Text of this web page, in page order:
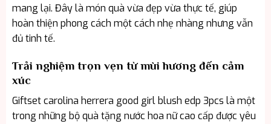
mang lại. Đây là món quà vừa đẹp vừa thực tế, giúp
hoàn thiện phong cách một cách nhẹ nhàng nhưng vẫn
đủ tinh tế.
Trải nghiệm trọn vẹn từ mùi hương đến cảm
xúc
Giftset carolina herrera good girl blush edp 3pcs là một
trong những bộ quà tặng nước hoa nữ cao cấp được yêu